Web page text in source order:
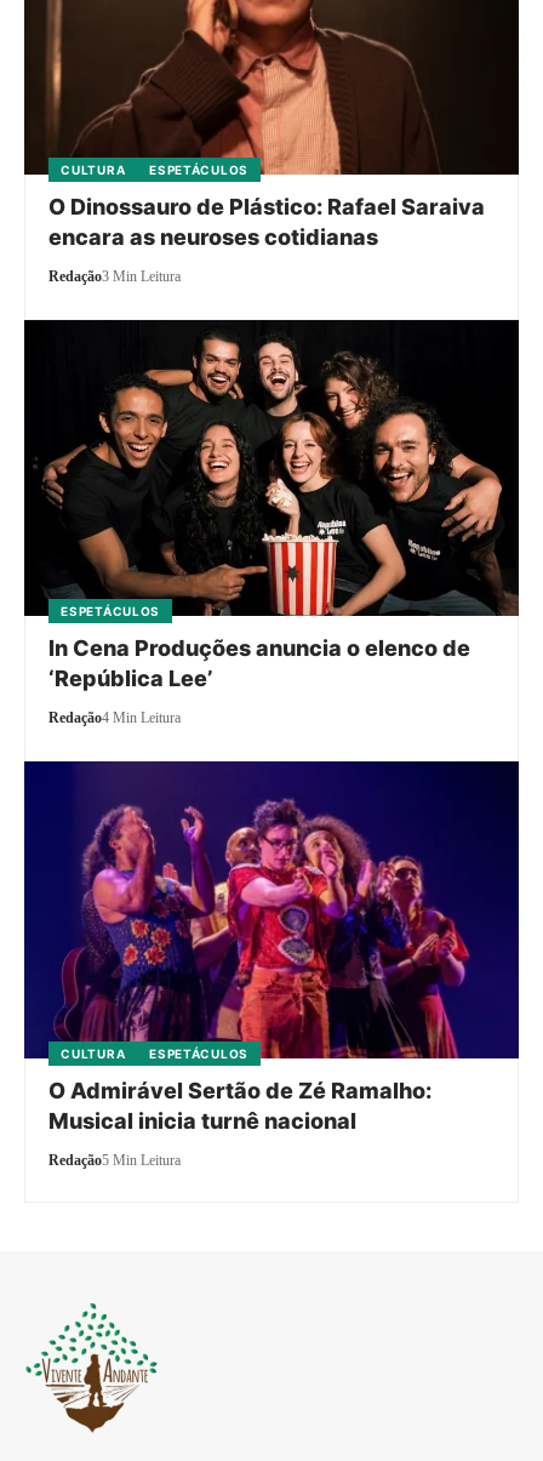
CULTURA ESPETÁCULOS
O Dinossauro de Plástico: Rafael Saraiva
encara as neuroses cotidianas
Redação3 Min Leitura
ESPETÁCULOS
In Cena Produções anuncia o elenco de
‘República Lee’
Redação4 Min Leitura
CULTURA ESPETÁCULOS
O Admirável Sertão de Zé Ramalho:
Musical inicia turnê nacional
Redação5 Min Leitura